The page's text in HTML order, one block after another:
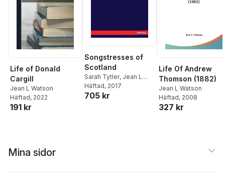
Life of Donald
Cargill
Jean L Watson
Häftad, 2022
191 kr
Songstresses of
Scotland
Sarah Tytler, Jean L
Watson
Häftad, 2017
705 kr
Life Of Andrew
Thomson (1882)
Jean L Watson
Häftad, 2008
327 kr
Mina sidor